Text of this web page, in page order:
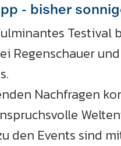
- bisher
Testival
Regenschauer
Nachfragen
den Events sind